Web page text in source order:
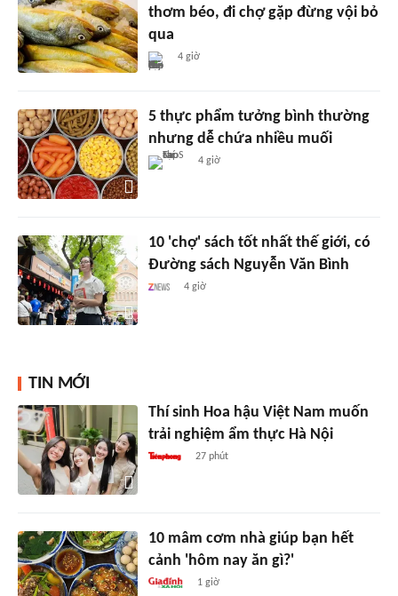
thơm béo, đi chợ gặp đừng vội bỏ
qua
4 giờ
5 thực phẩm tưởng bình thường
nhưng dễ chứa nhiều muối
4 giờ
10 'chợ' sách tốt nhất thế giới, có
Đường sách Nguyễn Văn Bình
4 giờ
TIN MỚI
Thí sinh Hoa hậu Việt Nam muốn
trải nghiệm ẩm thực Hà Nội
27 phút
10 mâm cơm nhà giúp bạn hết
cảnh 'hôm nay ăn gì?'
1 giờ